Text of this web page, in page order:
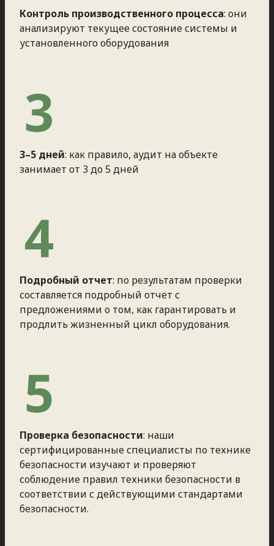
Контроль производственного процесса: они
анализируют текущее состояние системы и
установленного оборудования
3–5 дней: как правило, аудит на объекте
занимает от 3 до 5 дней
Подробный отчет: по результатам проверки
составляется подробный отчет с
предложениями о том, как гарантировать и
продлить жизненный цикл оборудования.
Проверка безопасности: наши
сертифицированные специалисты по технике
безопасности изучают и проверяют
соблюдение правил техники безопасности в
соответствии с действующими стандартами
безопасности.